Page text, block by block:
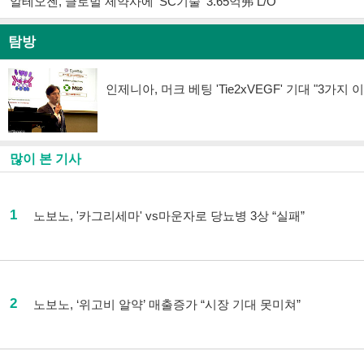
탐방
인제니아, 머크 베팅 'Tie2xVEGF' 기대 "3가지
많이 본 기사
1 노보노, '카그리세마' vs마운자로 당뇨병 3상 “실패”
2 노보노, ‘위고비 알약’ 매출증가 “시장 기대 못미쳐”